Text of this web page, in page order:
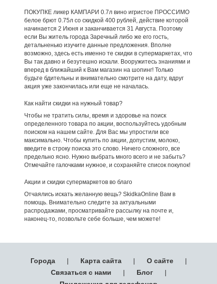
ПОКУПКЕ ликер КАМПАРИ 0.7л вино игристое ПРОССИМО
белое брют 0.75л со скидкой 400 рублей, действие которой
начинается 2 Июня и заканчивается 31 Августа. Поэтому
если Вы житель города Заречный либо же его гость,
детальненько изучите данные предложения. Вполне
возможно, здесь есть именно те скидки в супермаркетах, что
Вы так давно и безутешно искали. Вооружитесь знаниями и
вперед в ближайший к Вам магазин на шопинг! Только
будьте бдительны и внимательно смотрите на дату, вдруг
акция уже закончилась или еще не началась.
Как найти скидки на нужный товар?
Чтобы не тратить силы, время и здоровье на поиск
определенного товара по акции, воспользуйтесь удобным
поиском на нашем сайте. Для Вас мы упростили все
максимально. Чтобы купить по акции, допустим, молоко,
введите в строку поиска это слово. Ничего сложного, все
предельно ясно. Нужно выбрать много всего и не забыть?
Отмечайте галочками нужное, и сохраняйте список покупок!
Акции и скидки супермаркетов во благо
Отчаялись искать желанную вещь? SkidkaOnline Вам в
помощь. Внимательно следите за актуальными
распродажами, просматривайте рассылку на почте и,
наконец-то, позвольте себе больше, чем можете!
Города | Карта сайта | О сайте
|
Связаться с нами
| Блог
|